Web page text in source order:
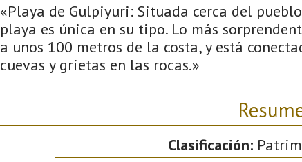
«Playa de Gulpiyuri: Situada cerca del
playa es única en su tipo. Lo más
a unos 100 metros de la costa, y está
cuevas y grietas en las rocas.»
Clasificación: